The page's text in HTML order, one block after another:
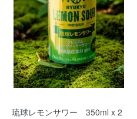
琉球レモンサワー 350ml x 2